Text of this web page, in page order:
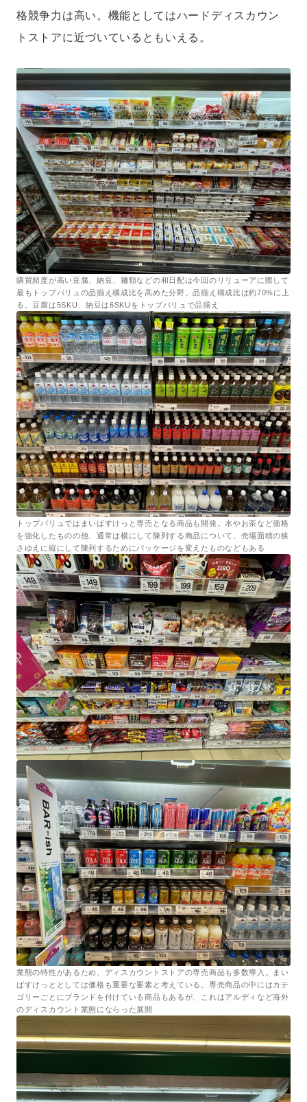
格競争力は高い。機能としてはハードディスカウン
トストアに近づいているともいえる。
購買頻度が高い豆腐、納豆、麺類などの和日配は今回のリリューアに際して
最もトップバリュの品揃え構成比を高めた分野。品揃え構成比は約70%に上
る。豆腐は5SKU、納豆は6SKUをトップバリュで品揃え
トップバリュではまいばすけっと専売となる商品も開発。水やお茶など価格
を強化したものの他、通常は横にして陳列する商品について、売場面積の狭
さゆえに縦にして陳列するためにパッケージを変えたものなどもある
業態の特性があるため、ディスカウントストアの専売商品も多数導入。まい
ばすけっととしては価格も重要な要素と考えている。専売商品の中にはカテ
ゴリーごとにブランドを付けている商品もあるが、これはアルディなど海外
のディスカウント業態にならった展開